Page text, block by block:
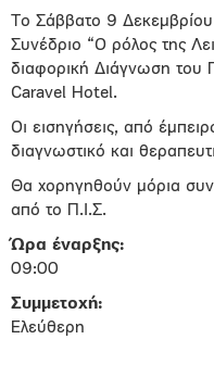
Το Σάββατο 9
Συνέδριο “Ο ρόλος της
διαφορική Διάγνωση του
Caravel Hotel.
Οι εισηγήσεις, από
διαγνωστικό και
Θα χορηγηθούν μόρια
από το Π.Ι.Σ.
Ώρα έναρξης:
09:00
Συμμετοχή:
Ελεύθερη